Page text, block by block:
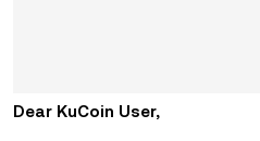
Dear KuCoin User,